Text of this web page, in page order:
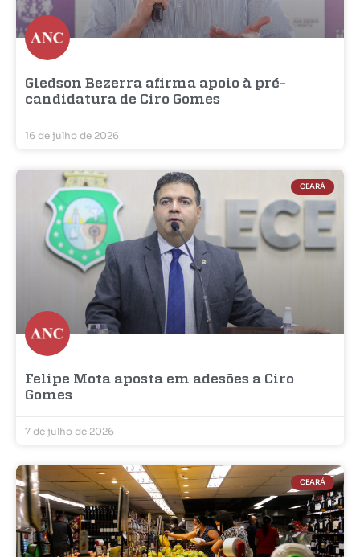
Gledson Bezerra afirma apoio à pré-
candidatura de Ciro Gomes
16 de julho de 2026
CEARÁ
Felipe Mota aposta em adesões a Ciro
Gomes
7 de julho de 2026
CEARÁ